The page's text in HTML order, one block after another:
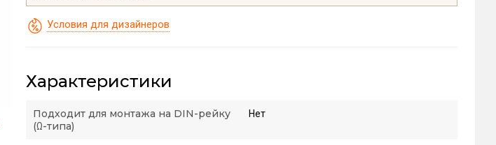
Условия для дизайнеров
Характеристики
Подходит для монтажа на DIN-рейку
(Ω-типа)
Нет